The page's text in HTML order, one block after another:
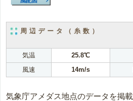
周辺データ（糸数）
気温 25.8℃
風速
14m/s
気象庁アメダス地点のデータを掲載